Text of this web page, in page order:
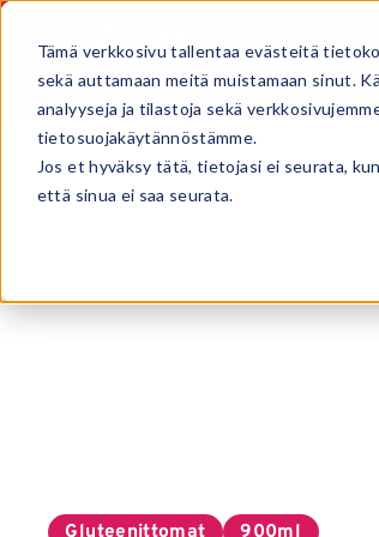
Tämä verkkosivu tallentaa evästeitä
sekä auttamaan meitä muistamaan sinut.
analyyseja ja tilastoja sekä
tietosuojakäytännöstämme.
Jos et hyväksy tätä, tietojasi ei seurata,
että sinua ei saa seurata.
JÄÄTELÖT
Etusivu Jäätelöt Kuluttajille